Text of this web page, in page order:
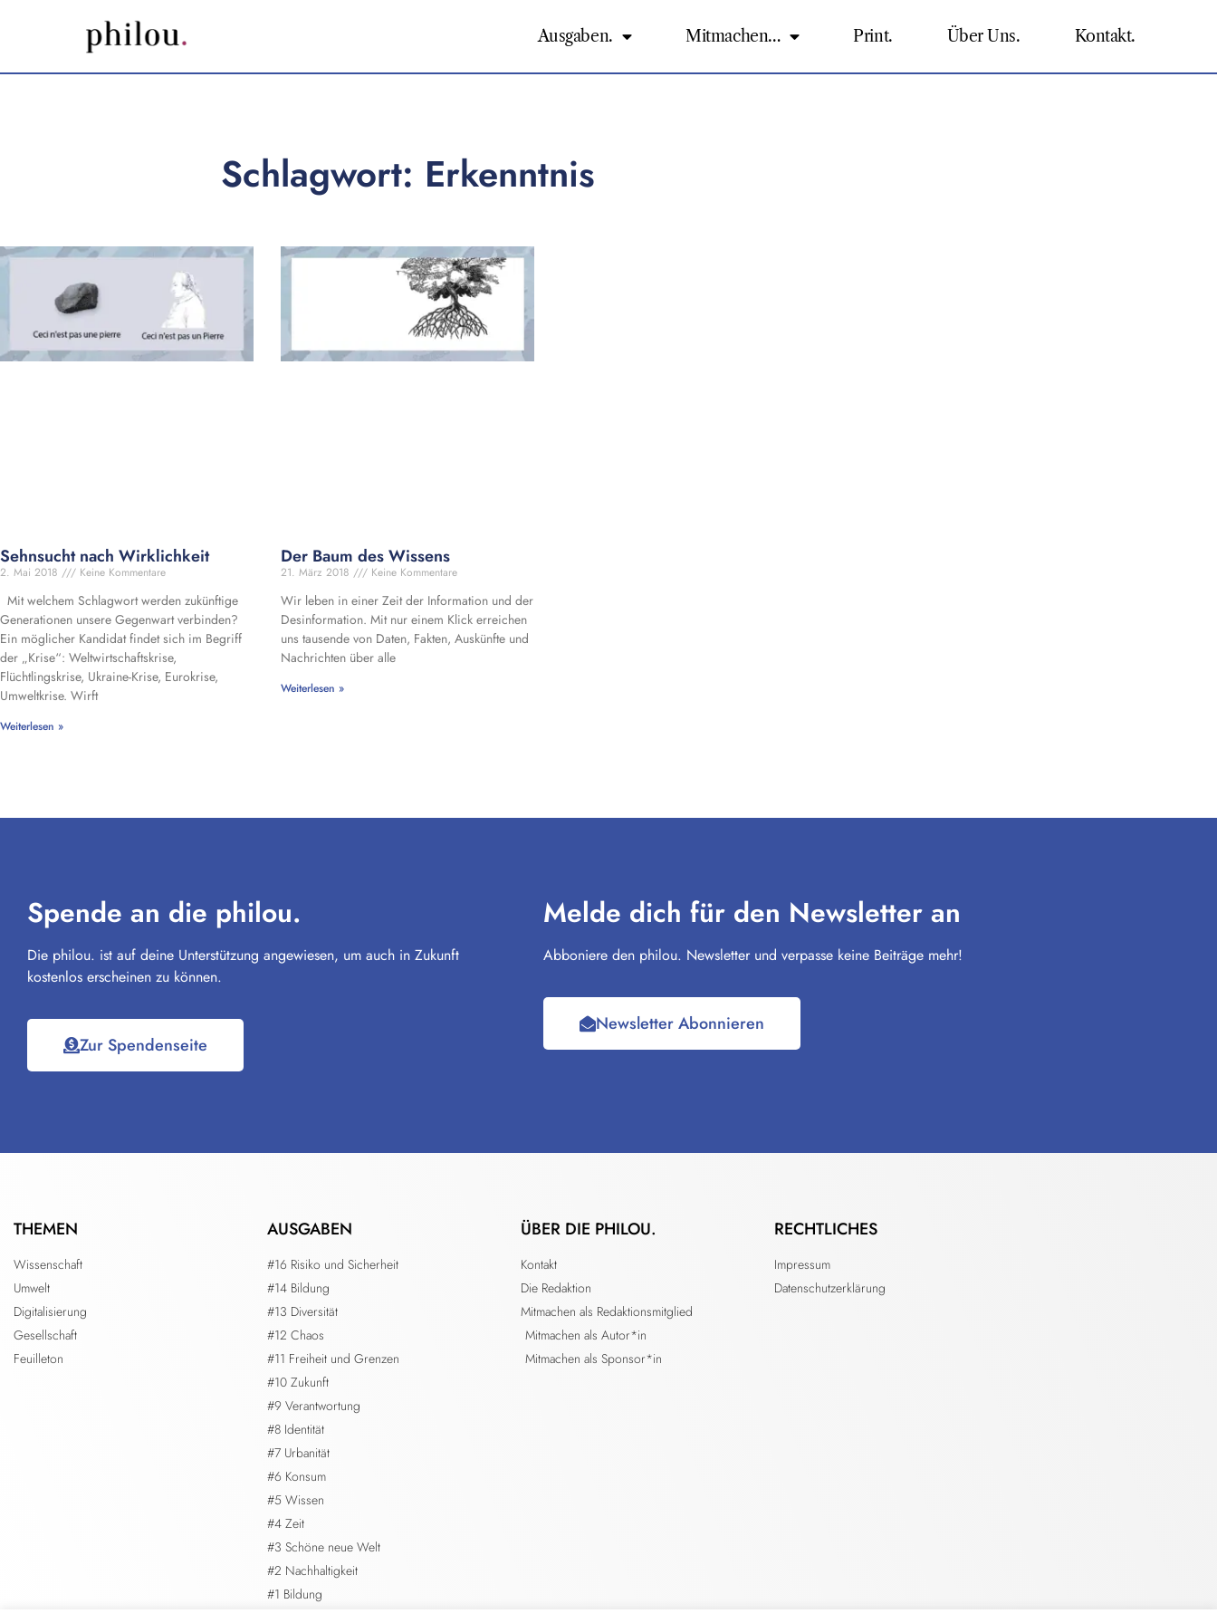
Ausgaben. Mitmachen… Print. Über Uns. Kontakt.
Schlagwort: Erkenntnis
Sehnsucht nach Wirklichkeit
2. Mai 2018 Keine Kommentare
Mit welchem Schlagwort werden zukünftige
Generationen unsere Gegenwart verbinden?
Ein möglicher Kandidat findet sich im Begriff
der „Krise“: Weltwirtschaftskrise,
Flüchtlingskrise, Ukraine-Krise, Eurokrise,
Umweltkrise. Wirft
Weiterlesen »
Der Baum des Wissens
21. März 2018 Keine Kommentare
Wir leben in einer Zeit der Information und der
Desinformation. Mit nur einem Klick erreichen
uns tausende von Daten, Fakten, Auskünfte und
Nachrichten über alle
Weiterlesen »
Spende an die philou.
Die philou. ist auf deine Unterstützung angewiesen, um auch in Zukunft
kostenlos erscheinen zu können.
Zur Spendenseite
Melde dich für den Newsletter an
Abboniere den philou. Newsletter und verpasse keine Beiträge mehr!
Newsletter Abonnieren
THEMEN
Wissenschaft
Umwelt
Digitalisierung
Gesellschaft
Feuilleton
AUSGABEN
#16 Risiko und Sicherheit
#14 Bildung
#13 Diversität
#12 Chaos
#11 Freiheit und Grenzen
#10 Zukunft
#9 Verantwortung
#8 Identität
#7 Urbanität
#6 Konsum
#5 Wissen
#4 Zeit
#3 Schöne neue Welt
#2 Nachhaltigkeit
#1 Bildung
ÜBER DIE PHILOU.
Kontakt
Die Redaktion
Mitmachen als Redaktionsmitglied
Mitmachen als Autor*in
Mitmachen als Sponsor*in
RECHTLICHES
Impressum
Datenschutzerklärung